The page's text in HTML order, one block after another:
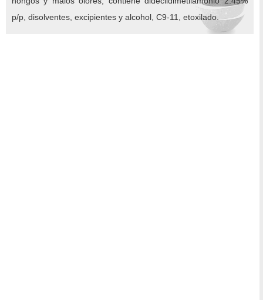
p/p, disolventes, excipientes y alcohol, C9-11, etoxilado.